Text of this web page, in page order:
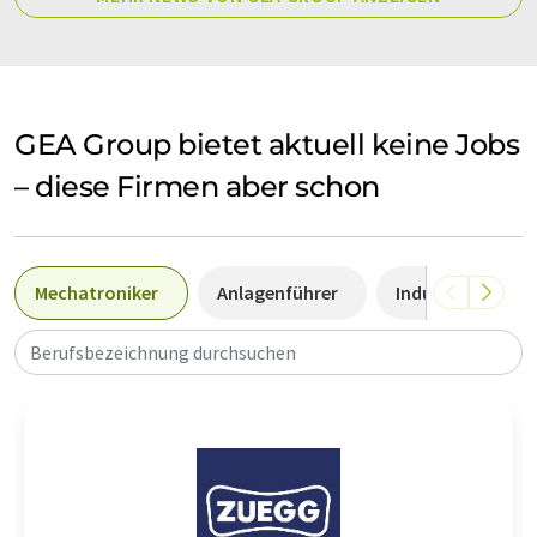
GEA Group bietet aktuell keine Jobs
– diese Firmen aber schon
Mechatroniker Anlagenführer
Berufsbezeichnung durchsuchen